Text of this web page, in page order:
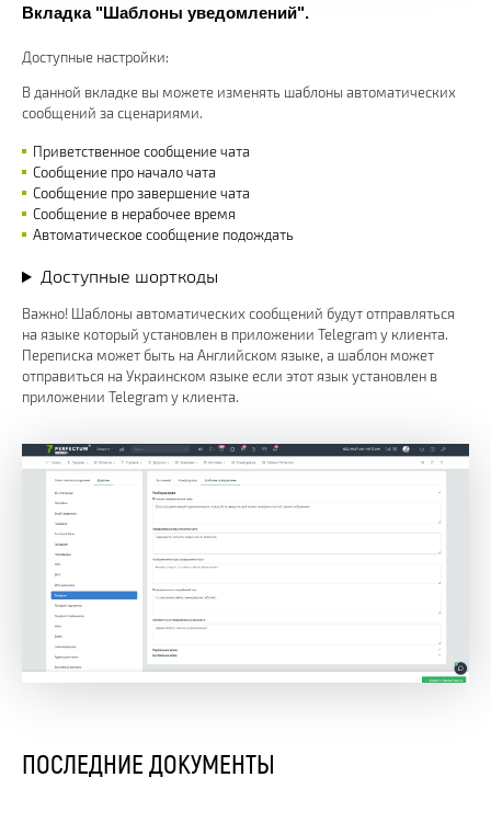
Вкладка "Шаблоны уведомлений".
Доступные настройки:
В данной вкладке вы можете изменять шаблоны автоматических
сообщений за сценариями.
Приветственное сообщение чата
Сообщение про начало чата
Сообщение про завершение чата
Сообщение в нерабочее время
Автоматическое сообщение подождать
Доступные шорткоды
Важно! Шаблоны автоматических сообщений будут отправляться
на языке который установлен в приложении Telegram у клиента.
Переписка может быть на Английском языке, а шаблон может
отправиться на Украинском языке если этот язык установлен в
приложении Telegram у клиента.
ПОСЛЕДНИЕ ДОКУМЕНТЫ